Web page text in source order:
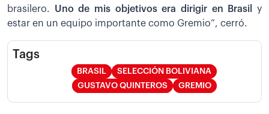
brasilero. Uno de mis objetivos era dirigir en Brasily
estar en un equipo importante como Gremio”, cerró.
Tags
BRASIL
SELECCIÓN BOLIVIANA
GUSTAVO QUINTEROS
GREMIO